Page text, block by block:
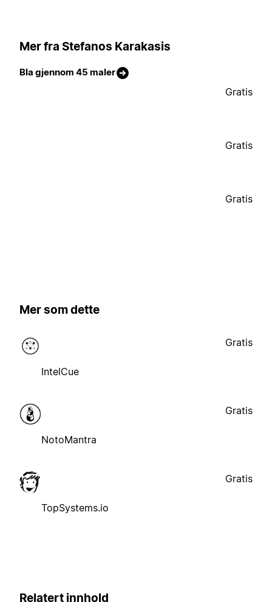
Mer fra Stefanos Karakasis
Bla gjennom 45 maler
Gratis
Gratis
Gratis
Mer som dette
IntelCue
Gratis
NotoMantra
Gratis
TopSystems.io
Gratis
Relatert innhold